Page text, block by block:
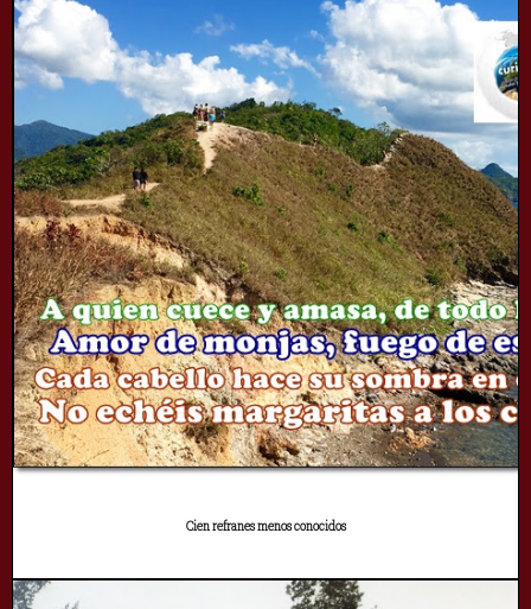
Cien refranes menos conocidos